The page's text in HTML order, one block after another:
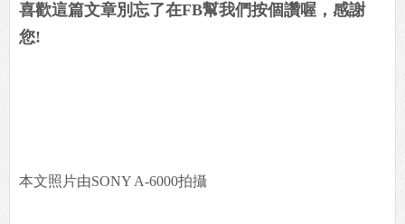
喜歡這篇文章別忘了在FB幫我們按個讚喔，感謝
您!
本文照片由SONY A-6000拍攝